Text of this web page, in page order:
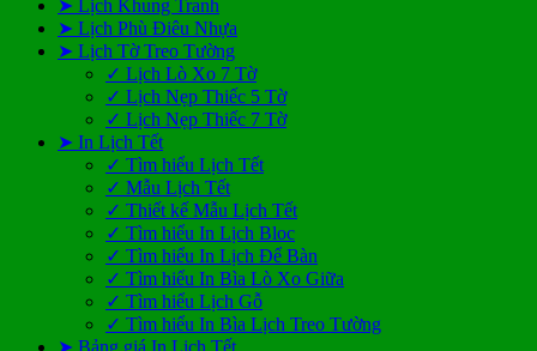
➤ Lịch Khung Tranh
➤ Lịch Phù Điêu Nhựa
➤ Lịch Tờ Treo Tường
✓ Lịch Lò Xo 7 Tờ
✓ Lịch Nẹp Thiếc 5 Tờ
✓ Lịch Nẹp Thiếc 7 Tờ
➤ In Lịch Tết
✓ Tìm hiểu Lịch Tết
✓ Mẫu Lịch Tết
✓ Thiết kế Mẫu Lịch Tết
✓ Tìm hiểu In Lịch Bloc
✓ Tìm hiểu In Lịch Để Bàn
✓ Tìm hiểu In Bìa Lò Xo Giữa
✓ Tìm hiểu Lịch Gỗ
✓ Tìm hiểu In Bìa Lịch Treo Tường